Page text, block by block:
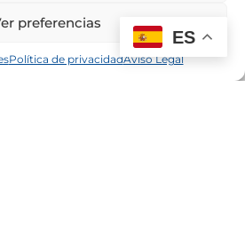
preferencias
Política de privacidadAviso Legal
ES